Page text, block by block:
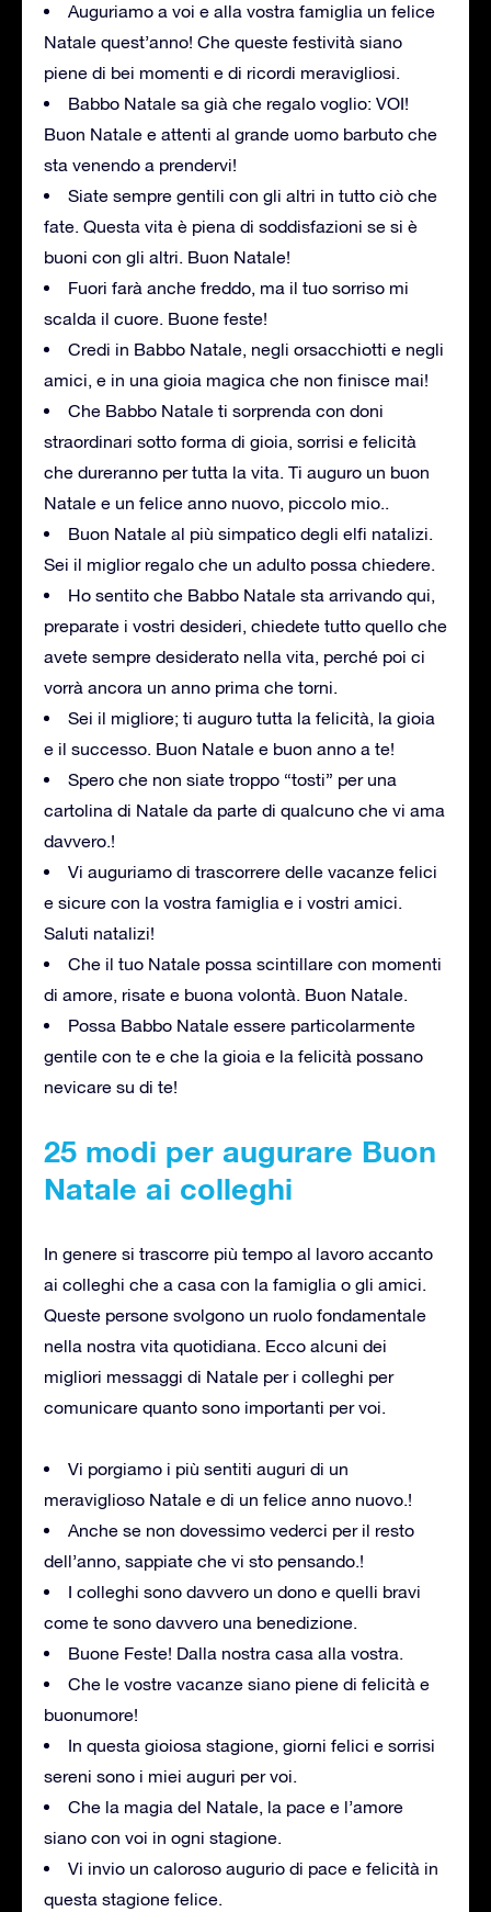
Auguriamo a voi e alla vostra famiglia un felice
Natale quest’anno! Che queste festività siano
piene di bei momenti e di ricordi meravigliosi.
Babbo Natale sa già che regalo voglio: VOI!
Buon Natale e attenti al grande uomo barbuto che
sta venendo a prendervi!
Siate sempre gentili con gli altri in tutto ciò che
fate. Questa vita è piena di soddisfazioni se si è
buoni con gli altri. Buon Natale!
Fuori farà anche freddo, ma il tuo sorriso mi
scalda il cuore. Buone feste!
Credi in Babbo Natale, negli orsacchiotti e negli
amici, e in una gioia magica che non finisce mai!
Che Babbo Natale ti sorprenda con doni
straordinari sotto forma di gioia, sorrisi e felicità
che dureranno per tutta la vita. Ti auguro un buon
Natale e un felice anno nuovo, piccolo mio..
Buon Natale al più simpatico degli elfi natalizi.
Sei il miglior regalo che un adulto possa chiedere.
Ho sentito che Babbo Natale sta arrivando qui,
preparate i vostri desideri, chiedete tutto quello che
avete sempre desiderato nella vita, perché poi ci
vorrà ancora un anno prima che torni.
Sei il migliore; ti auguro tutta la felicità, la gioia
e il successo. Buon Natale e buon anno a te!
Spero che non siate troppo “tosti” per una
cartolina di Natale da parte di qualcuno che vi ama
davvero.!
Vi auguriamo di trascorrere delle vacanze felici
e sicure con la vostra famiglia e i vostri amici.
Saluti natalizi!
Che il tuo Natale possa scintillare con momenti
di amore, risate e buona volontà. Buon Natale.
Possa Babbo Natale essere particolarmente
gentile con te e che la gioia e la felicità possano
nevicare su di te!
25 modi per augurare Buon
Natale ai colleghi
In genere si trascorre più tempo al lavoro accanto
ai colleghi che a casa con la famiglia o gli amici.
Queste persone svolgono un ruolo fondamentale
nella nostra vita quotidiana. Ecco alcuni dei
migliori messaggi di Natale per i colleghi per
comunicare quanto sono importanti per voi.
Vi porgiamo i più sentiti auguri di un
meraviglioso Natale e di un felice anno nuovo.!
Anche se non dovessimo vederci per il resto
dell’anno, sappiate che vi sto pensando.!
I colleghi sono davvero un dono e quelli bravi
come te sono davvero una benedizione.
Buone Feste! Dalla nostra casa alla vostra.
Che le vostre vacanze siano piene di felicità e
buonumore!
In questa gioiosa stagione, giorni felici e sorrisi
sereni sono i miei auguri per voi.
Che la magia del Natale, la pace e l’amore
siano con voi in ogni stagione.
Vi invio un caloroso augurio di pace e felicità in
questa stagione felice.